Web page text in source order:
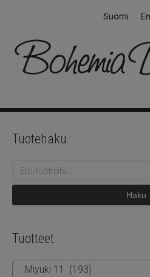
Suomi
Tuotehaku
Etsi:
Haku
Tuotteet
Miyuki 11 (193)